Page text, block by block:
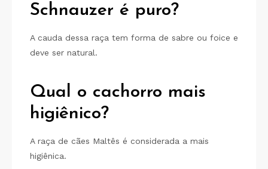
Schnauzer é puro?
A cauda dessa raça tem forma de sabre ou foice e
deve ser natural.
Qual o cachorro mais
higiênico?
A raça de cães Maltês é considerada a mais
higiênica.